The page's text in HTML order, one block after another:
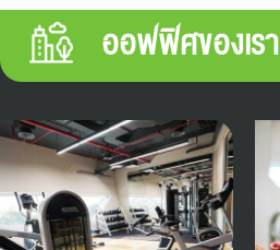
ออฟฟิศของเรา